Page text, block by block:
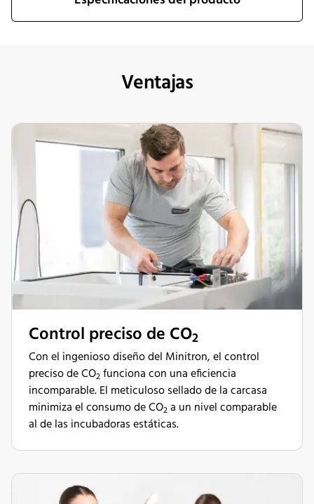
Ventajas
Control preciso de CO2
Con el ingenioso diseño del Minitron, el control
preciso de CO2 funciona con una eficiencia
incomparable. El meticuloso sellado de la carcasa
minimiza el consumo de CO2 a un nivel comparable
al de las incubadoras estáticas.